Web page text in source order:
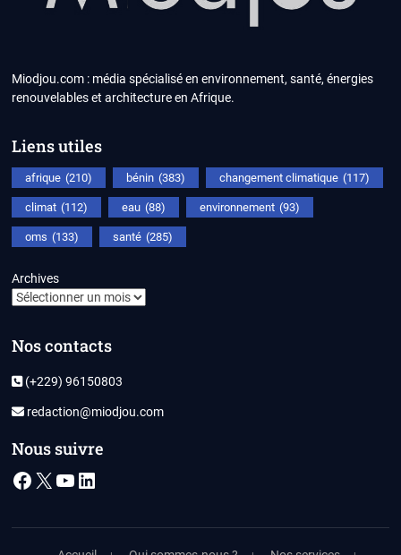
Miodjou.com : média spécialisé en environnement, santé, énergies
renouvelables et architecture en Afrique.
Liens utiles
afrique (210) bénin (383) changement climatique (117)
climat (112) eau (88) environnement (93)
oms (133) santé (285)
Archives
Nos contacts
(+229) 96150803
redaction@miodjou.com
Nous suivre
Facebook
X YouTube
LinkedIn